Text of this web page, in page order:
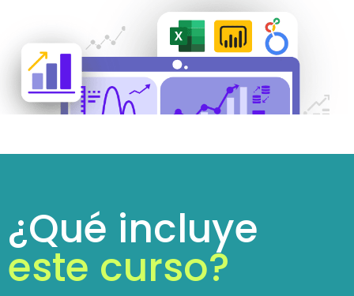
¿Qué incluye
este curso?